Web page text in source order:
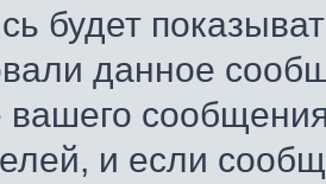
будет
данное
и если